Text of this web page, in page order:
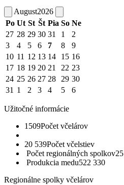
August2026
Po Ut St Št Pia So Ne
27 28 29 30 31 1
2
3
4 5 6 7 8
9
10 11 12 13 14 15 16
17 18 19 20 21 22 23
24 25 26 27 28 29 30
31 1 2 3 4 5 6
Užitočné informácie
1509Počet včelárov
20 539Počet včelstiev
Počet regionálných spolkov25
Produkcia medu522 330
Regionálne spolky včelárov